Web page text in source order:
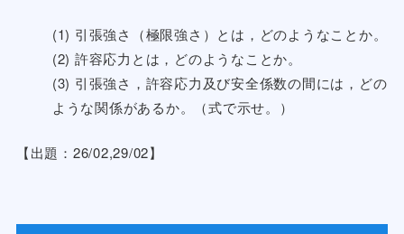
(1) 引張強さ（極限強さ）とは，どのようなことか。
(2) 許容応力とは，どのようなことか。
(3) 引張強さ，許容応力及び安全係数の間には，どの
ような関係があるか。（式で示せ。）
【出題：26/02,29/02】